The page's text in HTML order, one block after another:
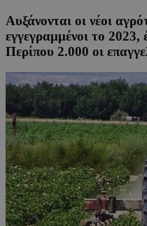
Αυξάνονται οι νέοι
εγγεγραμμένοι το 2023,
Περίπου 2.000 οι